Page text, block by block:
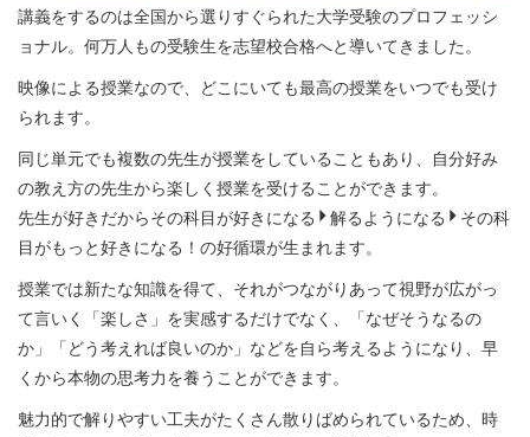
講義をするのは全国から選りすぐられた大学受験のプロフェッシ
ョナル。何万人もの受験生を志望校合格へと導いてきました。
映像による授業なので、どこにいても最高の授業をいつでも受け
られます。
同じ単元でも複数の先生が授業をしていることもあり、自分好み
の教え方の先生から楽しく授業を受けることができます。
先生が好きだからその科目が好きになる
解るようになる
その科
目がもっと好きになる！の好循環が生まれます。
授業では新たな知識を得て、それがつながりあって視野が広がっ
て言いく「楽しさ」を実感するだけでなく、「なぜそうなるの
か」「どう考えれば良いのか」などを自ら考えるようになり、早
くから本物の思考力を養うことができます。
魅力的で解りやすい工夫がたくさん散りばめられているため、時